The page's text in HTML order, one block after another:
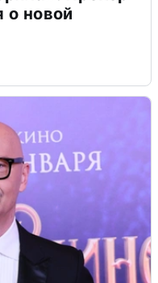
о новой